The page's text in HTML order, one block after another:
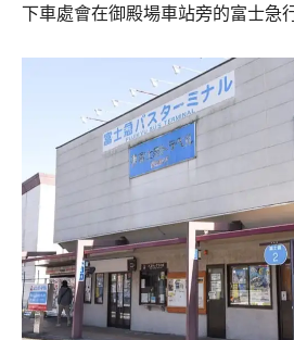
下車處會在御殿場車站旁的富士急